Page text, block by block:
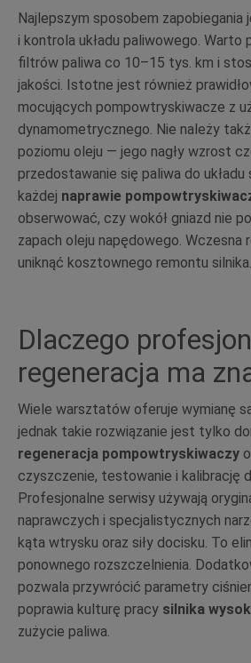
Najlepszym sposobem zapobiegania
i kontrola układu paliwowego. Warto
filtrów paliwa co 10–15 tys. km i
jakości. Istotne jest również
mocujących pompowtryskiwacze z
dynamometrycznego. Nie należy
poziomu oleju — jego nagły wzrost
przedostawanie się paliwa do układu
każdej naprawie
obserwować, czy wokół gniazd nie
zapach oleju napędowego. Wczesna
uniknąć kosztownego remontu silnika.
Dlaczego
regeneracja ma
Wiele warsztatów oferuje wymianę
jednak takie rozwiązanie jest tylko
regeneracja pompowtryskiwaczy
czyszczenie, testowanie i kalibrację
Profesjonalne serwisy używają
naprawczych i specjalistycznych
kąta wtrysku oraz siły docisku. To
ponownego rozszczelnienia.
pozwala przywrócić parametry
poprawia kulturę pracy silnika
zużycie paliwa.